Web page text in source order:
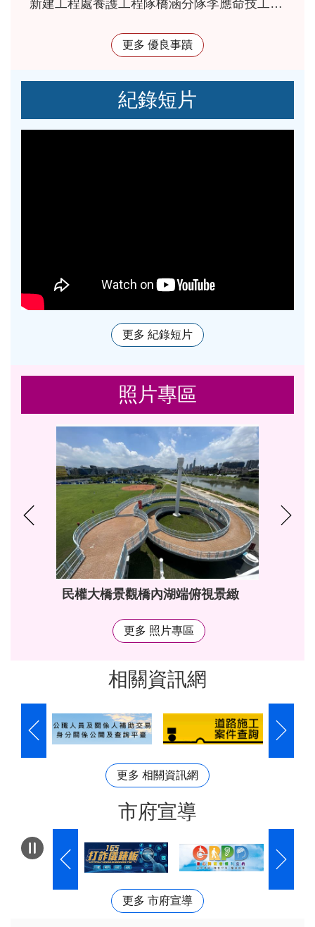
新建工程處養護工程隊橋涵分隊李應命技工獲選本府115年優秀工友
更多 優良事蹟
紀錄短片
更多 紀錄短片
照片專區
民權大橋景觀橋夜間情境照明
更多 照片專區
相關資訊網
更多 相關資訊網
市府宣導
更多 市府宣導